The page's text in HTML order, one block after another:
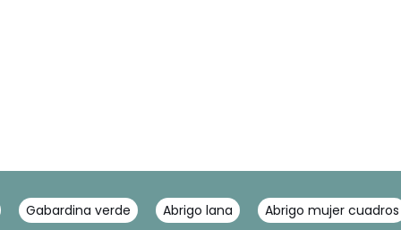
Gabardina verde Abrigo lana Abrigo mujer cuadros